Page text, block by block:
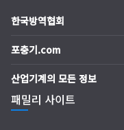
한국방역협회
포충기.com
산업기계의 모든 정보
패밀리 사이트